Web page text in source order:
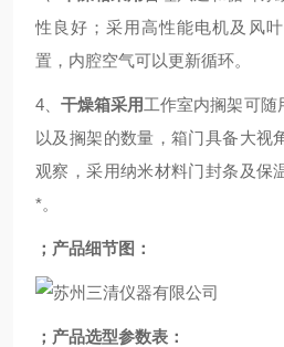
性良好；采用高性能电机及风
置，内腔空气可以更新循环。
4、干燥箱采用工作室内搁架可随
以及搁架的数量，箱门具备大视
观察，采用纳米材料门封条及保
*。
；产品细节图：
；产品选型参数表：